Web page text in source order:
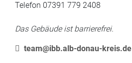
Telefon 07391 779 2408
Das Gebäude ist barrierefrei.
team@ibb.alb-donau-kreis.de